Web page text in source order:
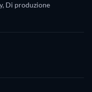
Di produzione